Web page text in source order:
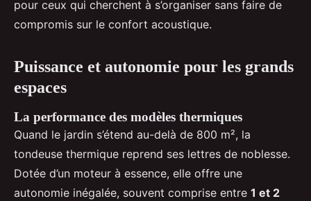
pour ceux qui cherchent à s’organiser sans faire de
compromis sur le confort acoustique.
Puissance et autonomie pour les grands
espaces
La performance des modèles thermiques
Quand le jardin s’étend au-delà de 800 m², la
tondeuse thermique reprend ses lettres de noblesse.
Dotée d’un moteur à essence, elle offre une
autonomie inégalée, souvent comprise entre 1 et 2